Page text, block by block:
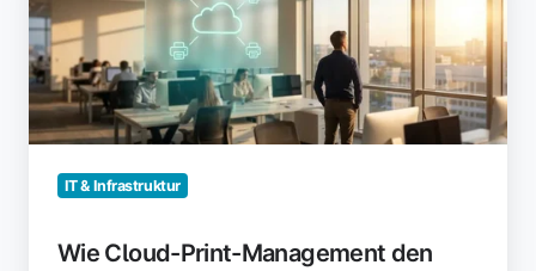
Print-
Management
den
IT‑Support
entlastet
IT & Infrastruktur
Wie Cloud-Print-Management den